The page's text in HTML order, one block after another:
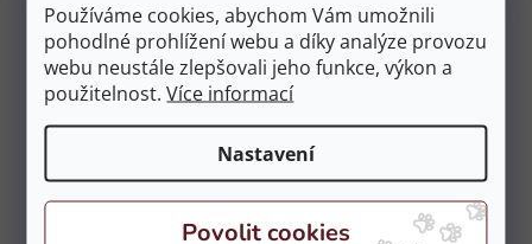
Používáme cookies, abychom Vám umožnili
pohodlné prohlížení webu a díky analýze provozu
webu neustále zlepšovali jeho funkce, výkon a
použitelnost.Více informací
Nastavení
DOPORUČUJEME
Štajgr WALDHAUSEN vel.
12,5 cm
(1 ks)
Udidlo FEELING fuga jednou
lomené 13,5 cm
Skladem (1 ks)